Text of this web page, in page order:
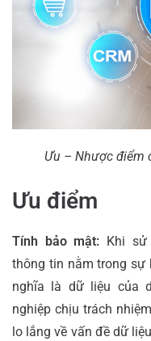
Ưu – Nhược điểm
Ưu điểm
Tính bảo mật: Khi sử
thông tin nằm trong sự
nghĩa là dữ liệu của
nghiệp chịu trách
lo lắng về vấn đề dữ